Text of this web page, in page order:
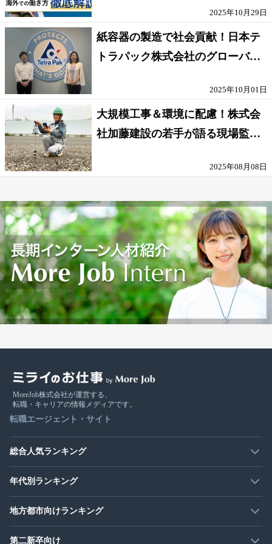
2025年10月29日
紙容器の製造で社会貢献！日本テ
トラパック株式会社のグローバル
2025年10月01日
大規模工事＆環境に配慮！株式会
社加藤建設の若手が語る現場監督
2025年08月08日
MoreJob株式会社が運営する、
転職・キャリアの情報メディアです。
転職エージェント・サイト
総合人気ランキング
年代別ランキング
地方都市向けランキング
第二新卒向け